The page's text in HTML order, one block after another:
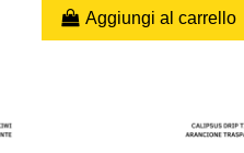
Aggiungi al carrello